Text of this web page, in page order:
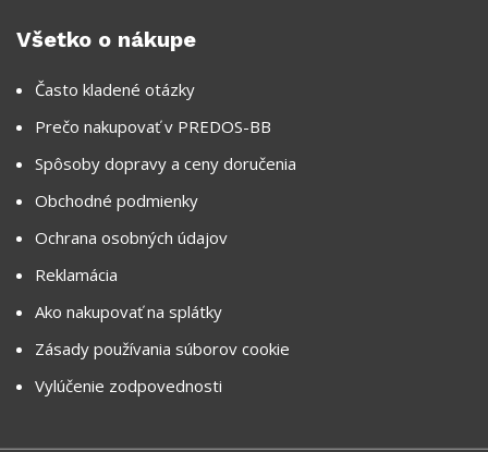
Všetko o nákupe
Často kladené otázky
Prečo nakupovať v PREDOS-BB
Spôsoby dopravy a ceny doručenia
Obchodné podmienky
Ochrana osobných údajov
Reklamácia
Ako nakupovať na splátky
Zásady používania súborov cookie
Vylúčenie zodpovednosti